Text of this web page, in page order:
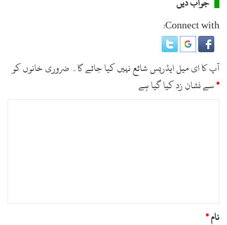
Connect with:
آپ کا ای میل ایڈریس شائع نہیں کیا جائے گا۔ ضروری خانوں کو
*سے نشان زد کیا گیا ہے
نام*